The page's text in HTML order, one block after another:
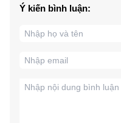
Ý kiến bình luận: